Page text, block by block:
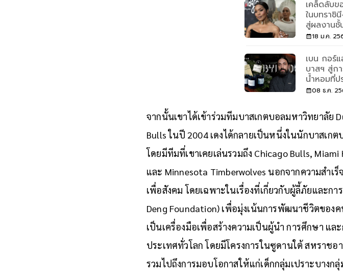
เคล็ดลับข
ในบทราชิ
สู่ผลงานชั้
18 ม.ค.
เบน กอร์
บาสฯ สู่ก
น้ำหอมที่ป
จากนั้นเขาได้เข้าร่วมทีมบาสเกตบอลมหาวิทยาลัย
Bulls ในปี 2004 เดงได้กลายเป็นหนึ่งในนักบาสเกต
โดยมีทีมที่เขาเคยเล่นรวมถึง Chicago Bulls,
และ Minnesota Timberwolves นอกจากความสำเ
เพื่อสังคม โดยเฉพาะในเรื่องที่เกี่ยวกับผู้ลี้ภัยและก
Deng Foundation) เพื่อมุ่งเน้นการพัฒนาชีวิตของ
เป็นเครื่องมือเพื่อสร้างความเป็นผู้นำ การศึกษา แ
ประเทศทั่วโลก โดยมีโครงการในซูดานใต้ สหราชอ